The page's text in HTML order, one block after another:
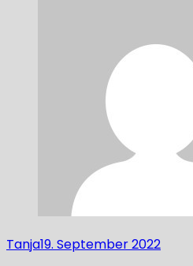
Tanja19. September 2022